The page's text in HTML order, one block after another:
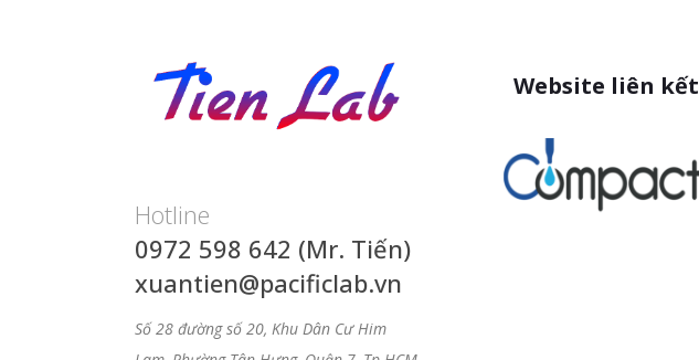
Hotline
0972 598 642 (Mr. Tiến)
xuantien@pacificlab.vn
Số 28 đường số 20, Khu Dân Cư Him
Website liên kết